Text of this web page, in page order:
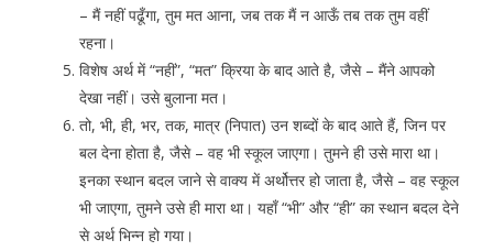
– मैं नहीं पढूँगा, तुम मत आना, जब तक मैं न आऊँ तब तक तुम वहीं
रहना।
विशेष अर्थ में “नहीं”, “मत” क्रिया के बाद आते है, जैसे – मैंने आपको
देखा नहीं। उसे बुलाना मत।
तो, भी, ही, भर, तक, मात्र (निपात) उन शब्दों के बाद आते हैं, जिन पर
बल देना होता है, जैसे – वह भी स्कूल जाएगा। तुमने ही उसे मारा था।
इनका स्थान बदल जाने से वाक्य में अर्थोत्तर हो जाता है, जैसे – वह स्कूल
भी जाएगा, तुमने उसे ही मारा था। यहाँ “भी” और “ही” का स्थान बदल देने
से अर्थ भिन्न हो गया।